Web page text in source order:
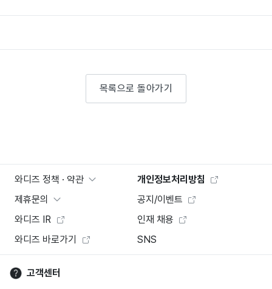
목록으로 돌아가기
와디즈 정책 · 약관
개인정보처리방침
제휴문의
공지/이벤트
와디즈 IR
인재 채용
와디즈 바로가기
SNS
고객센터